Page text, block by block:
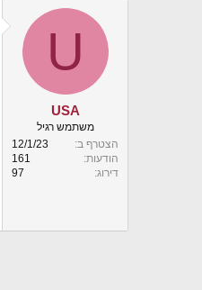
U
USA
משתמש רגיל
הצטרף ב
12/1/23
הודעות
161
דירוג
97